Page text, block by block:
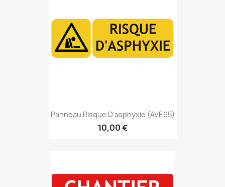
Panneau Risque D'asphyxie (AVE65)
10,00 €